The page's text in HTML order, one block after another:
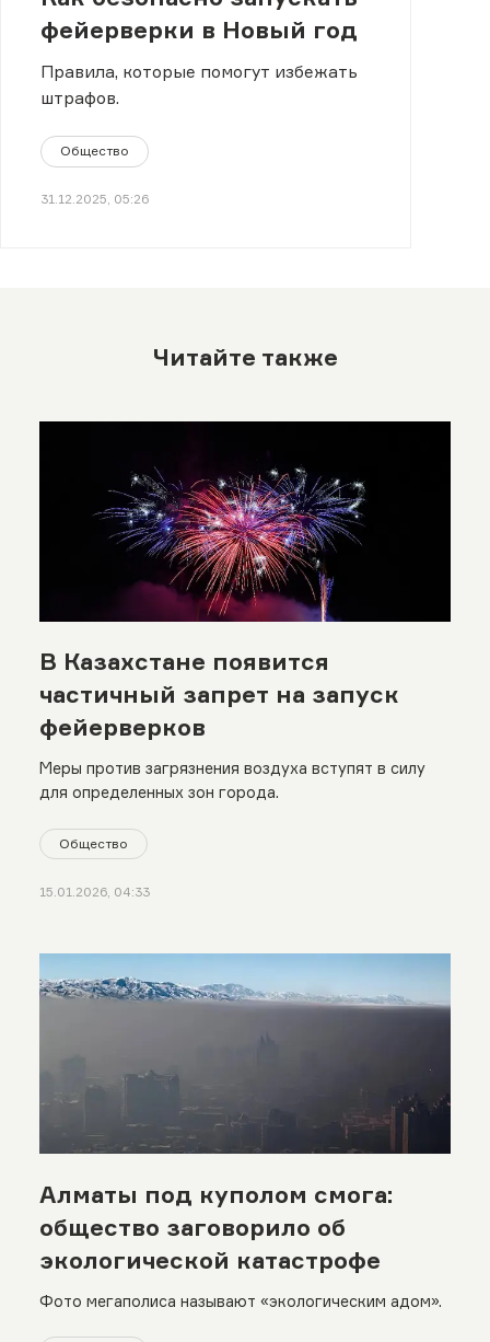
фейерверки в Новый год
Правила, которые помогут избежать
штрафов.
Общество
31.12.2025, 05:26
Читайте также
В Казахстане появится
частичный запрет на запуск
фейерверков
Меры против загрязнения воздуха вступят в силу
для определенных зон города.
Общество
15.01.2026, 04:33
Алматы под куполом смога:
общество заговорило об
экологической катастрофе
Фото мегаполиса называют «экологическим адом».